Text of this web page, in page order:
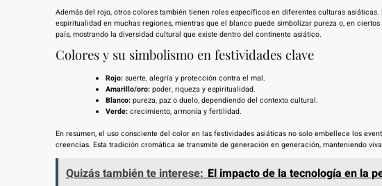
Además del rojo, otros colores también tienen roles específicos en diferentes culturas
espiritualidad en muchas regiones, mientras que el blanco puede simbolizar pureza o, en
país, mostrando la diversidad cultural que existe dentro del continente asiático.
Colores y su simbolismo en festividades clave
Rojo:suerte, alegría y protección contra el mal.
Amarillo/oro:poder, riqueza y espiritualidad.
Blanco:pureza, paz o duelo, dependiendo del contexto cultural.
Verde:crecimiento, armonía y fertilidad.
En resumen, el uso consciente del color en las festividades asiáticas no solo embellece los
creencias. Esta tradición cromática se transmite de generación en generación, manteniendo
Quizás también te interese: El impacto de la tecnología en la